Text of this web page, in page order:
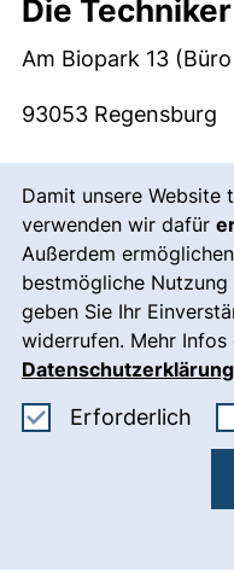
Damit unsere
verwenden wir dafür
Außerdem ermöglichen
bestmögliche
geben Sie Ihr
widerrufen. Mehr Infos
Datenschutzerklärung
Erforderlich
Die Techniker
Am Biopark 13
93053 Regensburg
Herr Theurer
Tel. 0151 14534805
Besondere
für